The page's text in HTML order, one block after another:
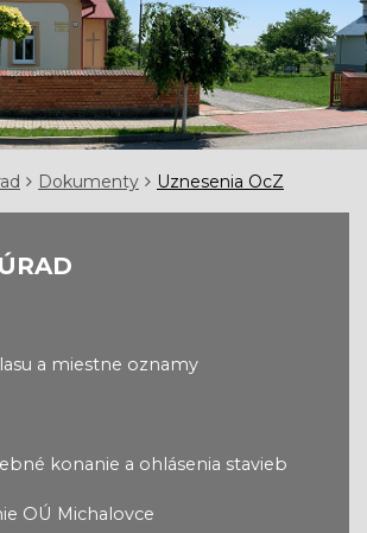
Dokumenty Uznesenia OcZ
a miestne oznamy
konanie a ohlásenia stavieb
OÚ Michalovce